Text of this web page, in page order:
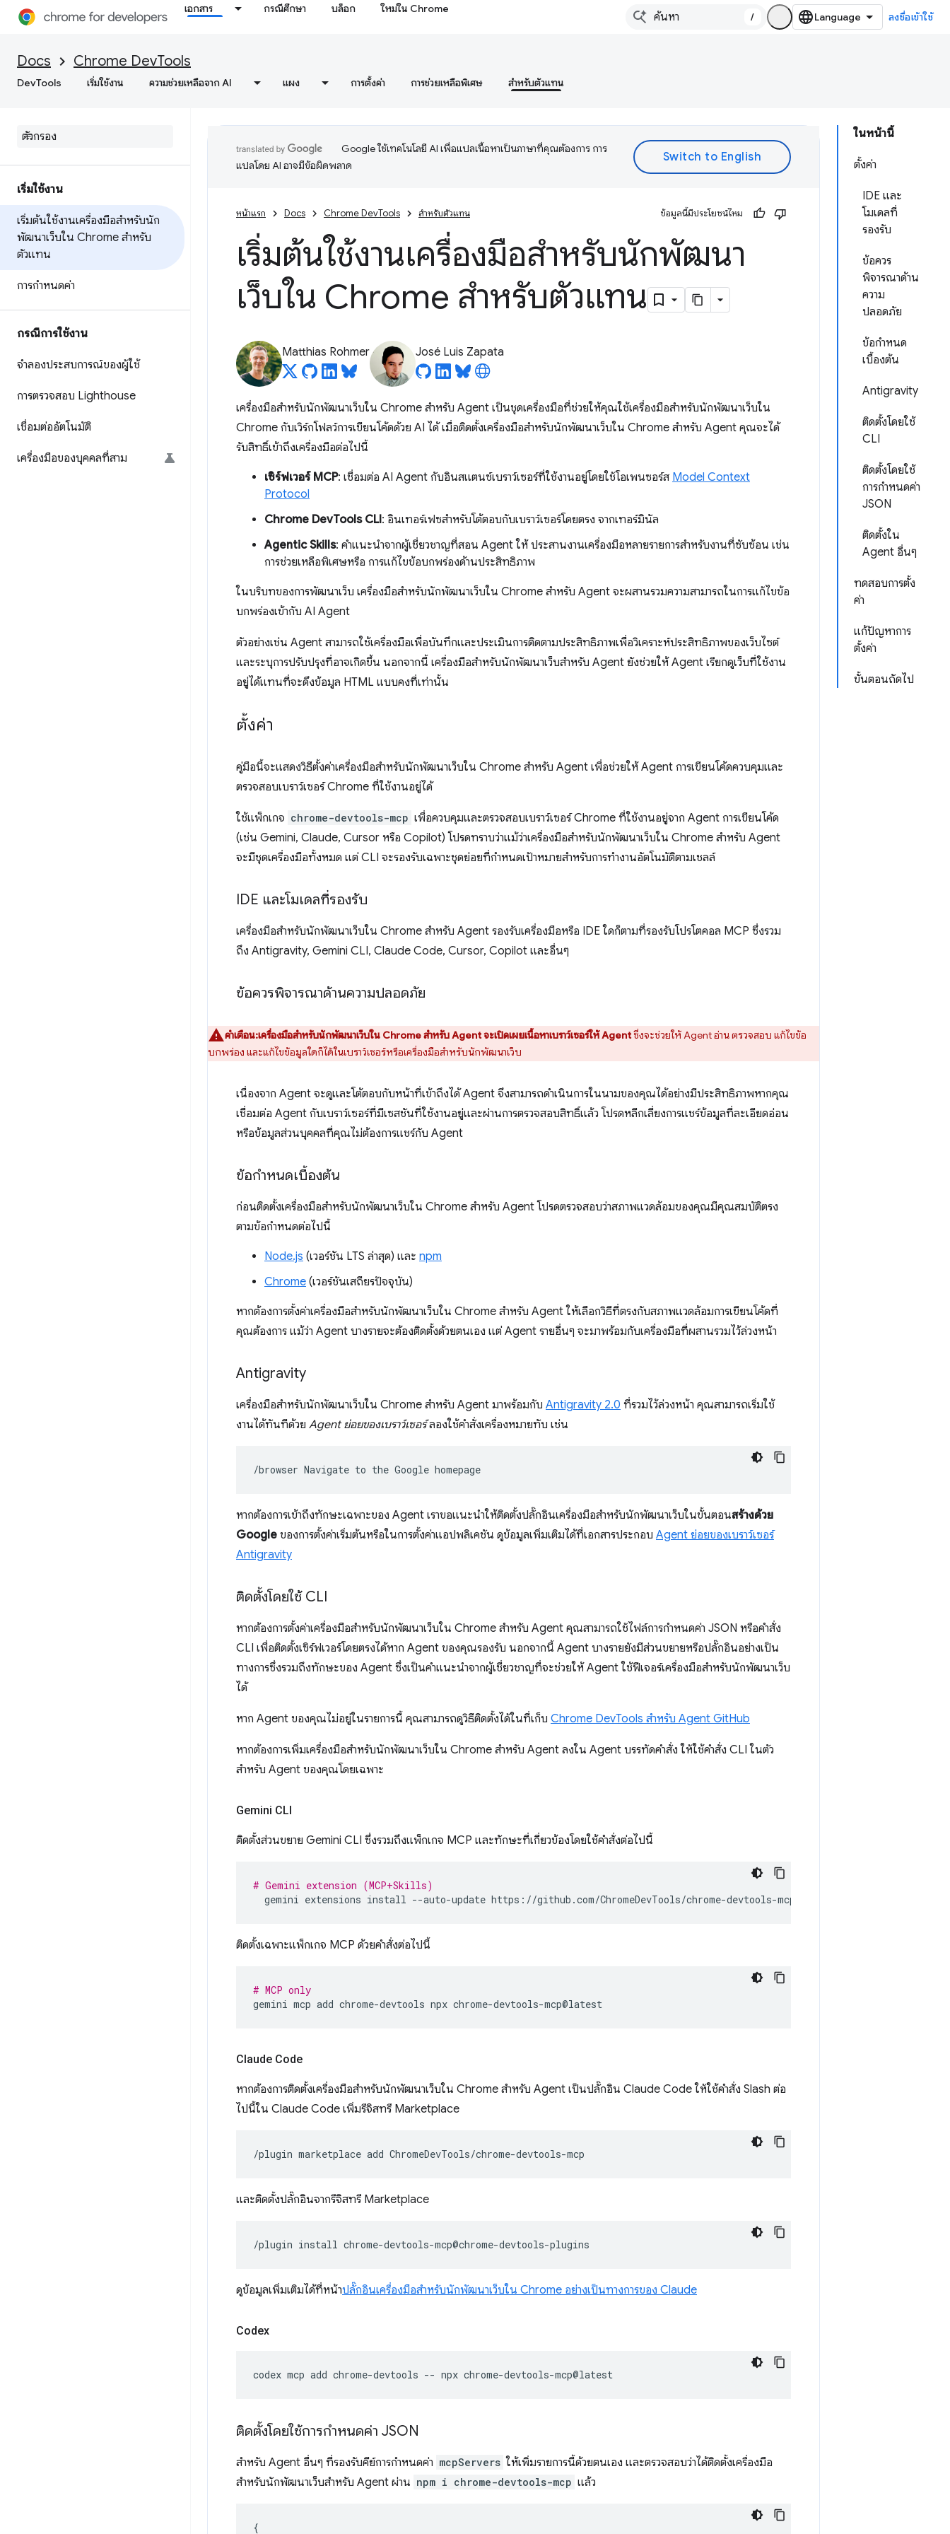
เอกสาร กรณีศึกษา บล็อก ใหม่ใน Chrome
/ ลงชื่อเข้าใช้
Docs Chrome DevTools
DevTools เริ่มใช้งาน ความช่วยเหลือจาก AI แผง การตั้งค่า การช่วยเหลือพิเศษ สำหรับตัวแทน
เริ่มใช้งาน
เริ่มต้นใช้งานเครื่องมือสำหรับนัก
พัฒนาเว็บใน Chrome สำหรับ
ตัวแทน
การกำหนดค่า
กรณีการใช้งาน
จำลองประสบการณ์ของผู้ใช้
การตรวจสอบ Lighthouse
เชื่อมต่ออัตโนมัติ
เครื่องมือของบุคคลที่สาม
ในหน้านี้
ตั้งค่า
IDE และ
โมเดลที่
รองรับ
ข้อควร
พิจารณาด้าน
ความ
ปลอดภัย
ข้อกำหนด
เบื้องต้น
Antigravity
ติดตั้งโดยใช้
CLI
ติดตั้งโดยใช้
การกำหนดค่า
JSON
ติดตั้งใน
Agent อื่นๆ
ทดสอบการตั้ง
ค่า
แก้ปัญหาการ
ตั้งค่า
ขั้นตอนถัดไป
Google ใช้เทคโนโลยี AI เพื่อแปลเนื้อหาเป็นภาษาที่คุณต้องการ การ
แปลโดย AI อาจมีข้อผิดพลาด
หน้าแรก Docs Chrome DevTools สำหรับตัวแทน ข้อมูลนี้มีประโยชน์ไหม
เริ่มต้นใช้งานเครื่องมือสำหรับนักพัฒนา
เว็บใน Chrome สำหรับตัวแทน
Matthias Rohmer José Luis Zapata
เครื่องมือสำหรับนักพัฒนาเว็บใน Chrome สำหรับ Agent เป็นชุดเครื่องมือที่ช่วยให้คุณใช้เครื่องมือสำหรับนักพัฒนาเว็บใน
Chrome กับเวิร์กโฟลว์การเขียนโค้ดด้วย AI ได้ เมื่อติดตั้งเครื่องมือสำหรับนักพัฒนาเว็บใน Chrome สำหรับ Agent คุณจะได้
รับสิทธิ์เข้าถึงเครื่องมือต่อไปนี้
เซิร์ฟเวอร์ MCP: เชื่อมต่อ AI Agent กับอินสแตนซ์เบราว์เซอร์ที่ใช้งานอยู่โดยใช้โอเพนซอร์ส Model Context
Protocol
Chrome DevTools CLI: อินเทอร์เฟซสำหรับโต้ตอบกับเบราว์เซอร์โดยตรง จากเทอร์มินัล
Agentic Skills: คำแนะนำจากผู้เชี่ยวชาญที่สอน Agent ให้ ประสานงานเครื่องมือหลายรายการสำหรับงานที่ซับซ้อน เช่น
การช่วยเหลือพิเศษหรือ การแก้ไขข้อบกพร่องด้านประสิทธิภาพ
ในบริบทของการพัฒนาเว็บ เครื่องมือสำหรับนักพัฒนาเว็บใน Chrome สำหรับ Agent จะผสานรวมความสามารถในการแก้ไขข้อ
บกพร่องเข้ากับ AI Agent
ตัวอย่างเช่น Agent สามารถใช้เครื่องมือเพื่อบันทึกและประเมินการติดตามประสิทธิภาพเพื่อวิเคราะห์ประสิทธิภาพของเว็บไซต์
และระบุการปรับปรุงที่อาจเกิดขึ้น นอกจากนี้ เครื่องมือสำหรับนักพัฒนาเว็บสำหรับ Agent ยังช่วยให้ Agent เรียกดูเว็บที่ใช้งาน
อยู่ได้แทนที่จะดึงข้อมูล HTML แบบคงที่เท่านั้น
ตั้งค่า
คู่มือนี้จะแสดงวิธีตั้งค่าเครื่องมือสำหรับนักพัฒนาเว็บใน Chrome สำหรับ Agent เพื่อช่วยให้ Agent การเขียนโค้ดควบคุมและ
ตรวจสอบเบราว์เซอร์ Chrome ที่ใช้งานอยู่ได้
ใช้แพ็กเกจ chrome-devtools-mcp เพื่อควบคุมและตรวจสอบเบราว์เซอร์ Chrome ที่ใช้งานอยู่จาก Agent การเขียนโค้ด
(เช่น Gemini, Claude, Cursor หรือ Copilot) โปรดทราบว่าแม้ว่าเครื่องมือสำหรับนักพัฒนาเว็บใน Chrome สำหรับ Agent
จะมีชุดเครื่องมือทั้งหมด แต่ CLI จะรองรับเฉพาะชุดย่อยที่กำหนดเป้าหมายสำหรับการทำงานอัตโนมัติตามเชลล์
IDE และโมเดลที่รองรับ
เครื่องมือสำหรับนักพัฒนาเว็บใน Chrome สำหรับ Agent รองรับเครื่องมือหรือ IDE ใดก็ตามที่รองรับโปรโตคอล MCP ซึ่งรวม
ถึง Antigravity, Gemini CLI, Claude Code, Cursor, Copilot และอื่นๆ
ข้อควรพิจารณาด้านความปลอดภัย
คำเตือน:เครื่องมือสำหรับนักพัฒนาเว็บใน Chrome สำหรับ Agent จะเปิดเผยเนื้อหาเบราว์เซอร์ให้ Agentซึ่งจะช่วยให้ Agent อ่าน ตรวจสอบ แก้ไขข้อ
บกพร่อง และแก้ไขข้อมูลใดก็ได้ในเบราว์เซอร์หรือเครื่องมือสำหรับนักพัฒนาเว็บ
เนื่องจาก Agent จะดูและโต้ตอบกับหน้าที่เข้าถึงได้ Agent จึงสามารถดำเนินการในนามของคุณได้อย่างมีประสิทธิภาพหากคุณ
เชื่อมต่อ Agent กับเบราว์เซอร์ที่มีเซสชันที่ใช้งานอยู่และผ่านการตรวจสอบสิทธิ์แล้ว โปรดหลีกเลี่ยงการแชร์ข้อมูลที่ละเอียดอ่อน
หรือข้อมูลส่วนบุคคลที่คุณไม่ต้องการแชร์กับ Agent
ข้อกำหนดเบื้องต้น
ก่อนติดตั้งเครื่องมือสำหรับนักพัฒนาเว็บใน Chrome สำหรับ Agent โปรดตรวจสอบว่าสภาพแวดล้อมของคุณมีคุณสมบัติตรง
ตามข้อกำหนดต่อไปนี้
Node.js (เวอร์ชัน LTS ล่าสุด) และ npm
Chrome (เวอร์ชันเสถียรปัจจุบัน)
หากต้องการตั้งค่าเครื่องมือสำหรับนักพัฒนาเว็บใน Chrome สำหรับ Agent ให้เลือกวิธีที่ตรงกับสภาพแวดล้อมการเขียนโค้ดที่
คุณต้องการ แม้ว่า Agent บางรายจะต้องติดตั้งด้วยตนเอง แต่ Agent รายอื่นๆ จะมาพร้อมกับเครื่องมือที่ผสานรวมไว้ล่วงหน้า
Antigravity
เครื่องมือสำหรับนักพัฒนาเว็บใน Chrome สำหรับ Agent มาพร้อมกับ Antigravity 2.0 ที่รวมไว้ล่วงหน้า คุณสามารถเริ่มใช้
งานได้ทันทีด้วย Agent ย่อยของเบราว์เซอร์ลองใช้คำสั่งเครื่องหมายทับ เช่น
/browser Navigate to the Google
หากต้องการเข้าถึงทักษะเฉพาะของ Agent เราขอแนะนำให้ติดตั้งปลั๊กอินเครื่องมือสำหรับนักพัฒนาเว็บในขั้นตอนสร้างด้วย
Google ของการตั้งค่าเริ่มต้นหรือในการตั้งค่าแอปพลิเคชัน ดูข้อมูลเพิ่มเติมได้ที่เอกสารประกอบ Agent ย่อยของเบราว์เซอร์
Antigravity
ติดตั้งโดยใช้ CLI
หากต้องการตั้งค่าเครื่องมือสำหรับนักพัฒนาเว็บใน Chrome สำหรับ Agent คุณสามารถใช้ไฟล์การกำหนดค่า JSON หรือคำสั่ง
CLI เพื่อติดตั้งเซิร์ฟเวอร์โดยตรงได้หาก Agent ของคุณรองรับ นอกจากนี้ Agent บางรายยังมีส่วนขยายหรือปลั๊กอินอย่างเป็น
ทางการซึ่งรวมถึงทักษะของ Agent ซึ่งเป็นคำแนะนำจากผู้เชี่ยวชาญที่จะช่วยให้ Agent ใช้ฟีเจอร์เครื่องมือสำหรับนักพัฒนาเว็บ
ได้
หาก Agent ของคุณไม่อยู่ในรายการนี้ คุณสามารถดูวิธีติดตั้งได้ในที่เก็บ Chrome DevTools สำหรับ Agent GitHub
หากต้องการเพิ่มเครื่องมือสำหรับนักพัฒนาเว็บใน Chrome สำหรับ Agent ลงใน Agent บรรทัดคำสั่ง ให้ใช้คำสั่ง CLI ในตัว
สำหรับ Agent ของคุณโดยเฉพาะ
Gemini CLI
ติดตั้งส่วนขยาย Gemini CLI ซึ่งรวมถึงแพ็กเกจ MCP และทักษะที่เกี่ยวข้องโดยใช้คำสั่งต่อไปนี้
# Gemini extension (MCP+Skills)
gemini extensions install --auto-update
ติดตั้งเฉพาะแพ็กเกจ MCP ด้วยคำสั่งต่อไปนี้
# MCP only
gemini mcp add chrome-devtools npx
Claude Code
หากต้องการติดตั้งเครื่องมือสำหรับนักพัฒนาเว็บใน Chrome สำหรับ Agent เป็นปลั๊กอิน Claude Code ให้ใช้คำสั่ง Slash ต่อ
ไปนี้ใน Claude Code เพิ่มรีจิสทรี Marketplace
/plugin marketplace add
และติดตั้งปลั๊กอินจากรีจิสทรี Marketplace
/plugin install
ดูข้อมูลเพิ่มเติมได้ที่หน้าปลั๊กอินเครื่องมือสำหรับนักพัฒนาเว็บใน Chrome อย่างเป็นทางการของ Claude
Codex
codex mcp add chrome-devtools -- npx
ติดตั้งโดยใช้การกำหนดค่า JSON
สำหรับ Agent อื่นๆ ที่รองรับคีย์การกำหนดค่า mcpServers ให้เพิ่มรายการนี้ด้วยตนเอง และตรวจสอบว่าได้ติดตั้งเครื่องมือ
สำหรับนักพัฒนาเว็บสำหรับ Agent ผ่าน npm i chrome-devtools-mcp แล้ว
{